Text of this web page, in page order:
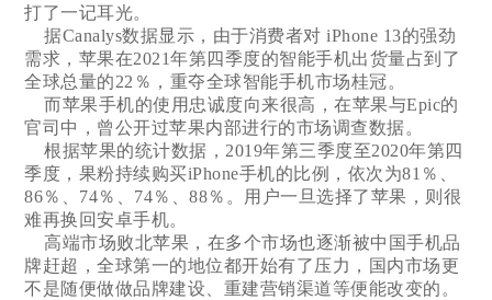
打了一记耳光。
据Canalys数据显示，由于消费者对 iPhone 13的强劲
需求，苹果在2021年第四季度的智能手机出货量占到了
全球总量的22％，重夺全球智能手机市场桂冠。
而苹果手机的使用忠诚度向来很高，在苹果与Epic的
官司中，曾公开过苹果内部进行的市场调查数据。
根据苹果的统计数据，2019年第三季度至2020年第四
季度，果粉持续购买iPhone手机的比例，依次为81％、
86％、74％、74％、88％。用户一旦选择了苹果，则很
难再换回安卓手机。
高端市场败北苹果，在多个市场也逐渐被中国手机品
牌赶超，全球第一的地位都开始有了压力，国内市场更
不是随便做做品牌建设、重建营销渠道等便能改变的。